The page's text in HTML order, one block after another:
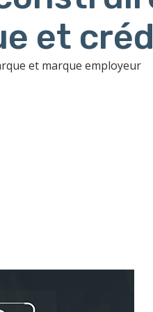
et
et marque employeur